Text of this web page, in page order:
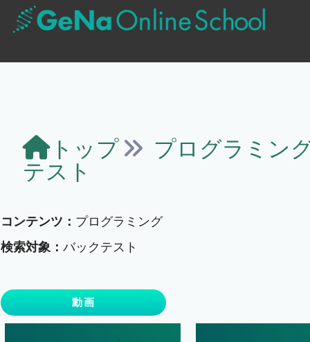
トップ
プログラミン
テスト
コンテンツ： プログラミング
検索対象： バックテスト
動画